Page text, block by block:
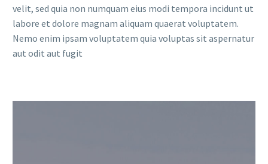
velit, sed quia non numquam eius modi tempora incidunt ut
labore et dolore magnam aliquam quaerat voluptatem.
Nemo enim ipsam voluptatem quia voluptas sit aspernatur
aut odit aut fugit